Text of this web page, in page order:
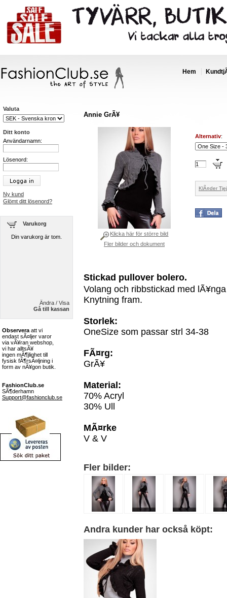
Hem
Annie GrÃ¥
Klicka här för större bild
Fler bilder och dokument
Alternativ:
KlÃ¤der
Stickad pullover bolero.
Volang och ribbstickad med
Knytning fram.
Storlek:
OneSize som passar strl 34-38
FÃ¤rg:
GrÃ¥
Material:
70% Acryl
30% Ull
MÃ¤rke
V & V
Fler bilder:
Andra kunder har också köpt:
Valuta
Ditt konto
Användarnamn:
Lösenord:
Ny kund
Glömt ditt lösenord?
Varukorg
Din varukorg är tom.
Ändra / Visa
Gå till kassan
Observera att vi
endast sÃ¤ljer varor
via vÃ¥ran webshop,
vi har alltsÃ¥
ingen mÃ¶jlighet till
fysisk fÃ¶rsÃ¤ljning i
form av nÃ¥gon butik.
FashionClub.se
SÃ¶derhamn
Support@fashionclub.se